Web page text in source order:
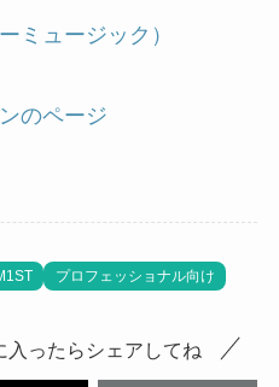
ミュージック）
のページ
プロフェッショナル向け
入ったらシェアしてね